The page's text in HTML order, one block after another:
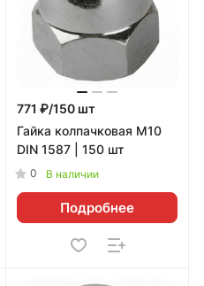
771 ₽/150 шт
Гайка колпачковая М10
DIN 1587 | 150 шт
0 В наличии
Подробнее